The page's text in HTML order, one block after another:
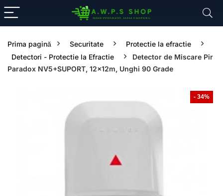
Prima pagină Securitate
Protectie la efractie
Detectori - Protectie la Efractie
Detector de Miscare Pir
Paradox NV5+SUPORT, 12x12m, Unghi 90 Grade
- 34%